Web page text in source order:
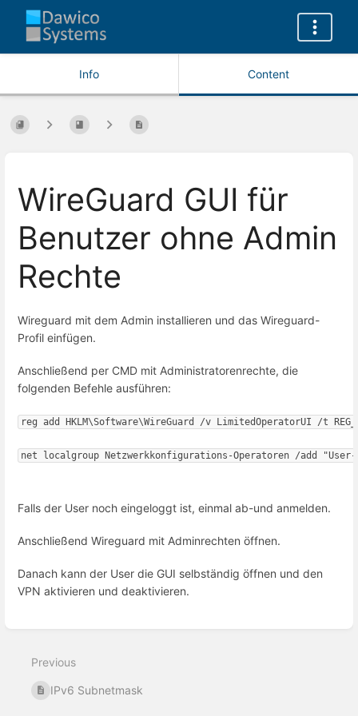
Info Content
WireGuard GUI für
Benutzer ohne Admin
Rechte
Wireguard mit dem Admin installieren und das Wireguard-
Profil einfügen.
Anschließend per CMD mit Administratorenrechte, die
folgenden Befehle ausführen:
net localgroup Netzwerkkonfigurations-Operatoren /add "User-
Falls der User noch eingeloggt ist, einmal ab-und anmelden.
Anschließend Wireguard mit Adminrechten öffnen.
Danach kann der User die GUI selbständig öffnen und den
VPN aktivieren und deaktivieren.
mode
Previous
IPv6 Subnetmask